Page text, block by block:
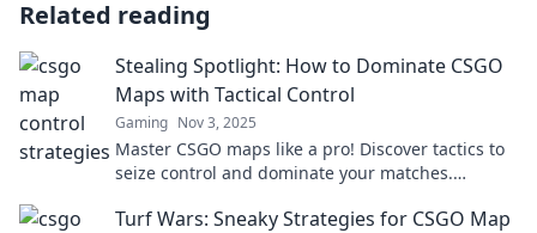
Related reading
Stealing Spotlight: How to Dominate CSGO
Maps with Tactical Control
Gaming Nov 3, 2025
Master CSGO maps like a pro! Discover tactics to
seize control and dominate your matches.
Turf Wars: Sneaky Strategies for CSGO Map